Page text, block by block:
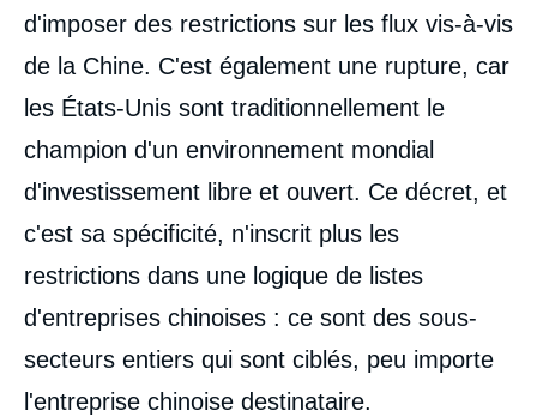
d'imposer des restrictions sur les flux vis-à-vis
de la Chine. C'est également une rupture, car
les États-Unis sont traditionnellement le
champion d'un environnement mondial
d'investissement libre et ouvert. Ce décret, et
c'est sa spécificité, n'inscrit plus les
restrictions dans une logique de listes
d'entreprises chinoises : ce sont des sous-
secteurs entiers qui sont ciblés, peu importe
l'entreprise chinoise destinataire.